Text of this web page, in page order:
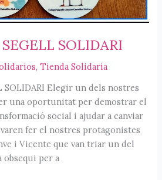
SOLIDARI
,Tienda Solidaria
SOLIDARI Elegir un dels nostres
una oportunitat per demostrar el
social i ajudar a canviar
fer el nostres protagonistes
i Vicente que van triar un del
obsequi per a